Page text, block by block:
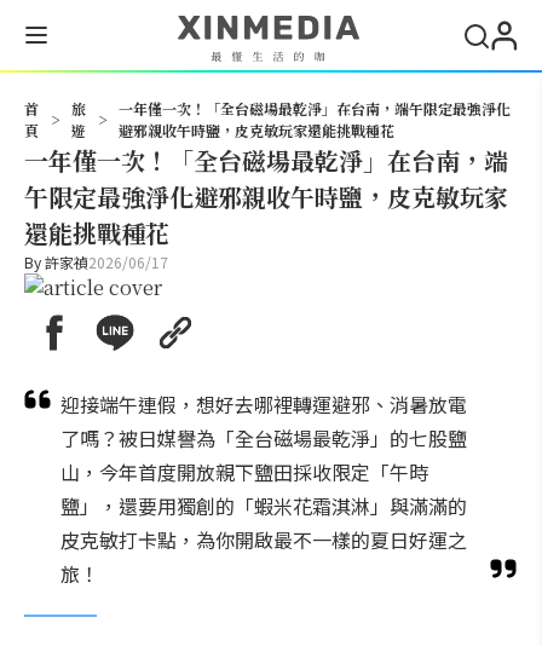
首
頁
>
旅
遊
>
一年僅一次！「全台磁場最乾淨」在台南，端午限定最強淨化
避邪親收午時鹽，皮克敏玩家還能挑戰種花
一年僅一次！「全台磁場最乾淨」在台南，端
午限定最強淨化避邪親收午時鹽，皮克敏玩家
還能挑戰種花
By許家禎2026/06/17
迎接端午連假，想好去哪裡轉運避邪、消暑放電
了嗎？被日媒譽為「全台磁場最乾淨」的七股鹽
山，今年首度開放親下鹽田採收限定「午時
鹽」，還要用獨創的「蝦米花霜淇淋」與滿滿的
皮克敏打卡點，為你開啟最不一樣的夏日好運之
旅！